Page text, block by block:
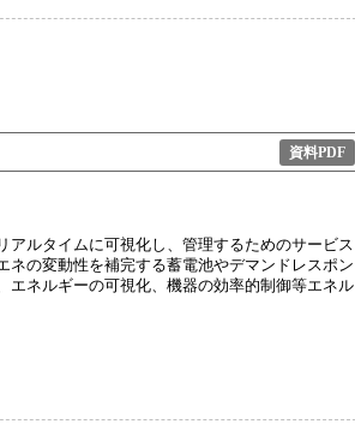
資料PDF
ルタイムに可視化し、管理するためのサービス
の変動性を補完する蓄電池やデマンドレスポン
エネルギーの可視化、機器の効率的制御等エネル